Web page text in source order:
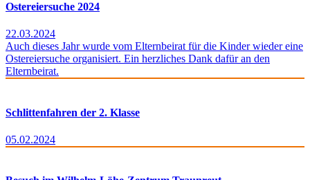
Ostereiersuche 2024
22.03.2024
Auch dieses Jahr wurde vom Elternbeirat für die Kinder wieder eine
Ostereiersuche organisiert. Ein herzliches Dank dafür an den
Elternbeirat.
Schlittenfahren der 2. Klasse
05.02.2024